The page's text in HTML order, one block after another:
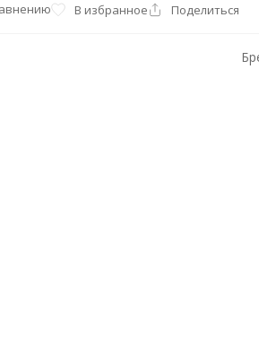
В избранное Поделиться